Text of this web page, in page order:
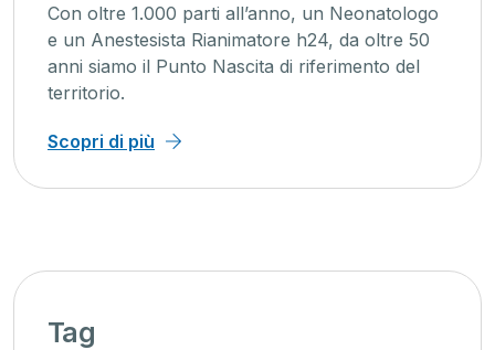
Con oltre 1.000 parti all’anno, un Neonatologo
e un Anestesista Rianimatore h24, da oltre 50
anni siamo il Punto Nascita di riferimento del
territorio.
Scopri di più
Tag